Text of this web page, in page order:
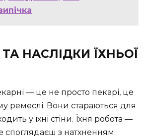
НАСЛІДКИ ЇХНЬОЇ
— це не просто пекарі, це
ремеслі. Вони стараються для
у їхні стіни. Їхня робота —
споглядаєш з натхненням.